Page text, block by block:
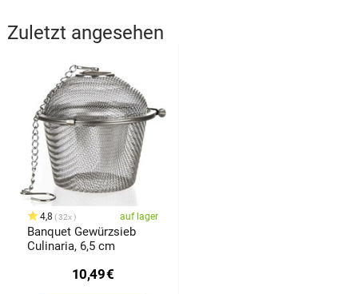
Zuletzt angesehen
4,8 32x auf lager
Banquet Gewürzsieb
Culinaria, 6,5 cm
10,49€